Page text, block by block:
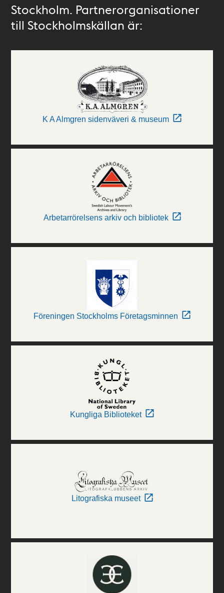
Stockholm. Partnerorganisationer
till Stockholmskällan är:
K A Almgren sidenväveri & museum
Arbetarrörelsens arkiv och bibliotek
Föreningen Stockholms Företagsminnen
Kungliga Biblioteket
Litografiska museet